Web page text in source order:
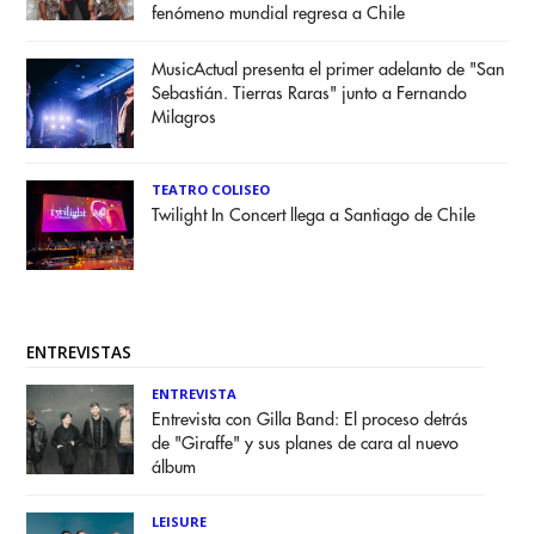
fenómeno mundial regresa a Chile
MusicActual presenta el primer adelanto de "San
Sebastián. Tierras Raras" junto a Fernando
Milagros
TEATRO COLISEO
Twilight In Concert llega a Santiago de Chile
ENTREVISTAS
ENTREVISTA
Entrevista con Gilla Band: El proceso detrás
de "Giraffe" y sus planes de cara al nuevo
álbum
LEISURE